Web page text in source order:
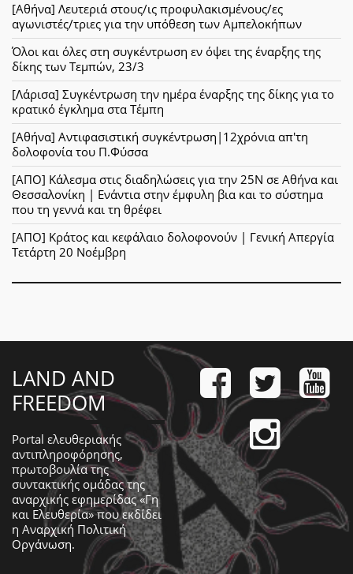
[Αθήνα] Λευτεριά στους/ις προφυλακισμένους/ες
αγωνιστές/τριες για την υπόθεση των Αμπελοκήπων
Όλοι και όλες στη συγκέντρωση εν όψει της έναρξης της
δίκης των Τεμπών, 23/3
[Λάρισα] Συγκέντρωση την ημέρα έναρξης της δίκης για το
κρατικό έγκλημα στα Τέμπη
[Αθήνα] Αντιφασιστική συγκέντρωση|12χρόνια απ'τη
δολοφονία του Π.Φύσσα
[ΑΠΟ] Κάλεσμα στις διαδηλώσεις για την 25Ν σε Αθήνα και
Θεσσαλονίκη | Ενάντια στην έμφυλη βια και το σύστημα
που τη γεννά και τη θρέφει
[ΑΠΟ] Κράτος και κεφάλαιο δολοφονούν | Γενική Απεργία
Τετάρτη 20 Νοέμβρη
LAND AND
FREEDOM
Portal ελευθεριακής
αντιπληροφόρησης,
πρωτοβουλία της
συντακτικής ομάδας της
αναρχικής εφημερίδας «Γη
και Ελευθερία» που εκδίδει
η Αναρχική Πολιτική
Οργάνωση.